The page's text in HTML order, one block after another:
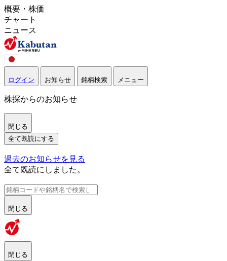
概要・株価
チャート
ニュース
ログイン お知らせ 銘柄検索 メニュー
株探からのお知らせ
閉じる
全て既読にする
過去のお知らせを見る
全て既読にしました。
閉じる
閉じる